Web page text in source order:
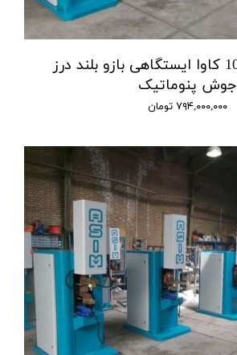
قرقره جوش 100 کاوا ایستگاهی بازو بلند درز
جوش پنوماتیک
۷۹۴,۰۰۰,۰۰۰ تومان